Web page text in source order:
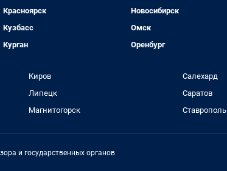
Красноярск
Кузбасс
Курган
Новосибирск
Омск
Оренбург
Киров
Липецк
Магнитогорск
Салехард
Саратов
Ставрополь
и государственных органов